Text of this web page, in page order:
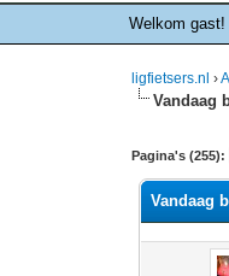
Welkom gast!
ligfietsers.nl ›
Vandaag
Pagina's (255):
8
1
2
3
4
5
Vandaag